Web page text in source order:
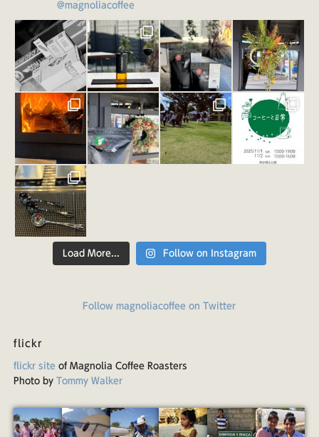
@magnoliacoffee
Load More... Follow on Instagram
Follow magnoliacoffee on Twitter
flickr
flickr site of Magnolia Coffee Roasters
Photo byTommy Walker